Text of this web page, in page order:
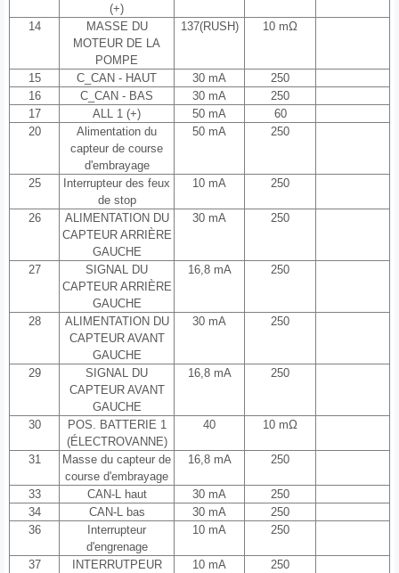
(+)
14
MASSE DU
MOTEUR DE LA
POMPE
137(RUSH) 10 mΩ
15 C_CAN - HAUT 30 mA
250
16
C_CAN - BAS 30 mA
250
17
ALL 1 (+) 50 mA
60
20
Alimentation du
capteur de course
d'embrayage
50 mA 250
25
Interrupteur des feux
de stop
10 mA 250
26
ALIMENTATION DU
CAPTEUR ARRIÈRE
GAUCHE
30 mA 250
27
SIGNAL DU
CAPTEUR ARRIÈRE
GAUCHE
16,8 mA 250
28
ALIMENTATION DU
CAPTEUR AVANT
GAUCHE
30 mA 250
29
SIGNAL DU
CAPTEUR AVANT
GAUCHE
16,8 mA 250
30
POS. BATTERIE 1
(ÉLECTROVANNE)
40 10 mΩ
31
Masse du capteur de
course d'embrayage
16,8 mA 250
33 CAN-L haut 30 mA
250
34
CAN-L bas 30 mA
250
36
Interrupteur
d'engrenage
10 mA 250
37
INTERRUTPEUR
10 mA 250